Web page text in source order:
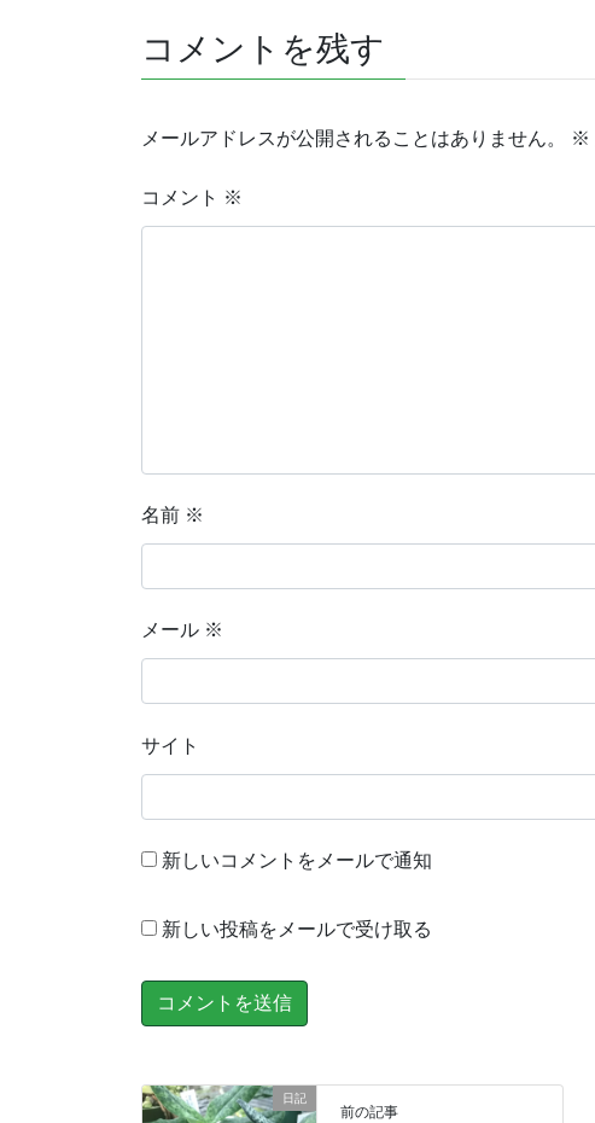
コメントを残す
メールアドレスが公開されることはありません。 ※
コメント ※
名前 ※
メール ※
サイト
新しいコメントをメールで通知
新しい投稿をメールで受け取る
日記
前の記事